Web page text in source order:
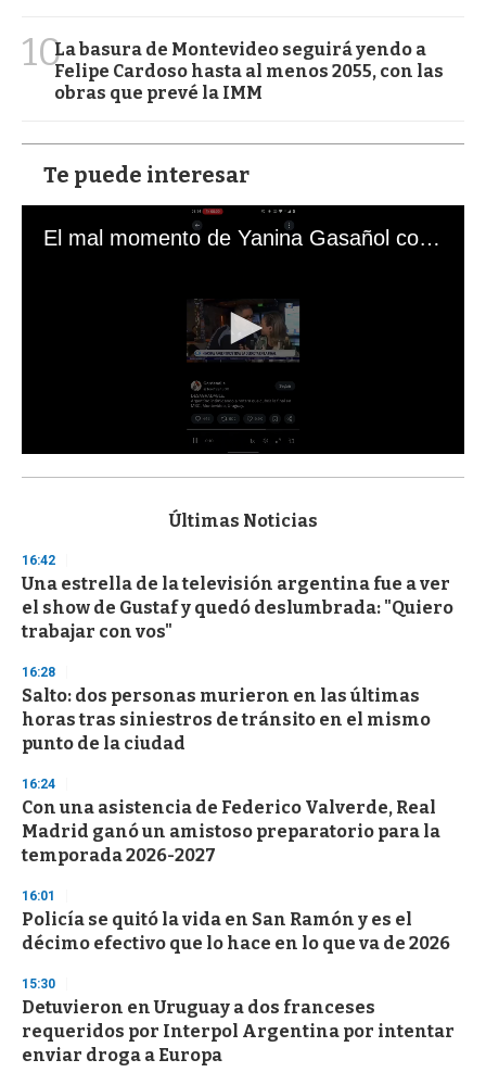
10La basura de Montevideo seguirá yendo a
Felipe Cardoso hasta al menos 2055, con las
obras que prevé la IMM
Te puede interesar
El mal momento de Yanina Gasañol con un hincha argentino en "Subrayado"
s
d
s
o
f
3
s
e
c
o
n
d
Últimas Noticias
16:42
Una estrella de la televisión argentina fue a ver
el show de Gustaf y quedó deslumbrada: "Quiero
trabajar con vos"
16:28
Salto: dos personas murieron en las últimas
horas tras siniestros de tránsito en el mismo
punto de la ciudad
16:24
Con una asistencia de Federico Valverde, Real
Madrid ganó un amistoso preparatorio para la
temporada 2026-2027
16:01
Policía se quitó la vida en San Ramón y es el
décimo efectivo que lo hace en lo que va de 2026
15:30
Detuvieron en Uruguay a dos franceses
requeridos por Interpol Argentina por intentar
enviar droga a Europa